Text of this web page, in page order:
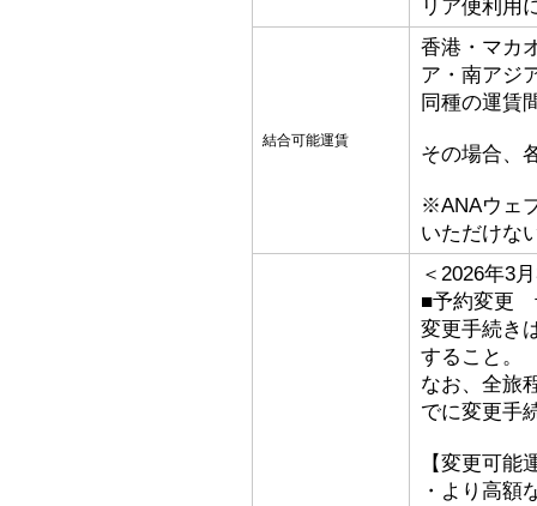
リア便利用
結合可能運賃
香港・マカ
ア・南アジ
同種の運賃
その場合、
※ANAウェ
いただけな
＜2026年3
■予約変更
変更手続き
すること。
なお、全旅
でに変更手
【変更可能
・より高額